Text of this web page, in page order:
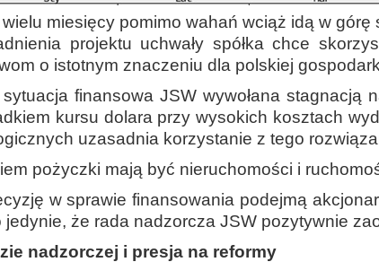
miesięcy pomimo wahań wciąż idą w górę
projektu uchwały spółka chce
o istotnym znaczeniu dla polskiej
finansowa JSW wywołana stagnacją
kursu dolara przy wysokich kosztach
uzasadnia korzystanie z tego
pożyczki mają być nieruchomości i
w sprawie finansowania podejmą
jedynie, że rada nadzorcza JSW pozytywnie
nadzorczej i presja na reformy